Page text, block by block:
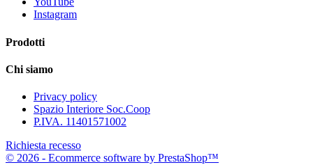
Instagram
Prodotti
Chi siamo
Privacy policy
Spazio Interiore Soc.Coop
P.IVA. 11401571002
Richiesta recesso
© 2026 - Ecommerce software by PrestaShop™